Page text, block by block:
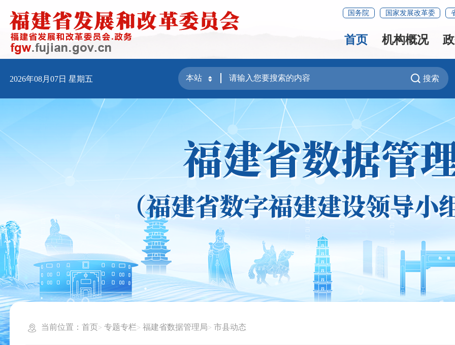
国务院 国家发展改革委
首页 机构概况
2026年08月07日星期五 搜索
福建省数据管
（福建省数字福建建设领导小
当前位置： 首页 专题专栏 福建省数据管理局 市县动态